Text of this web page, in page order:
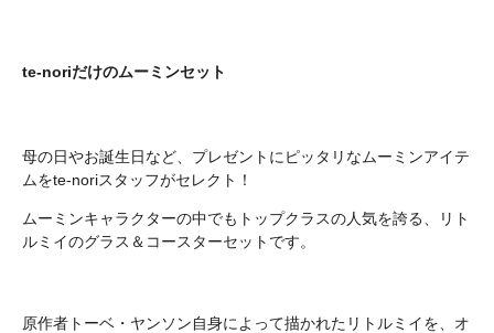
te-noriだけのムーミンセット
母の日やお誕生日など、プレゼントにピッタリなムーミンアイテ
ムをte-noriスタッフがセレクト！
ムーミンキャラクターの中でもトップクラスの人気を誇る、リト
ルミイのグラス＆コースターセットです。
原作者トーベ・ヤンソン自身によって描かれたリトルミイを、オ